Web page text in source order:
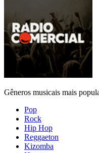
Gêneros musicais mais
Pop
Rock
Hip Hop
Reggaeton
Kizomba